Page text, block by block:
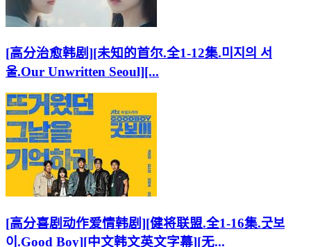
[高分治愈韩剧][未知的首尔.全1-12集.미지의 서
울.Our Unwritten Seoul][...
[高分喜剧动作爱情韩剧][健将联盟.全1-16集.굿보
이.Good Boy][中文韩文英文字幕][无...